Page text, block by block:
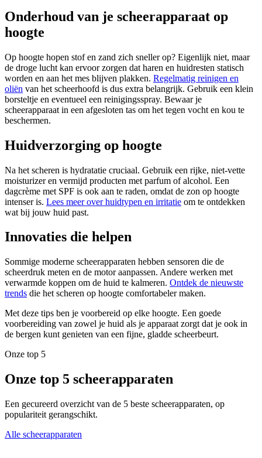
Onderhoud van je scheerapparaat op
hoogte
Op hoogte hopen stof en zand zich sneller op? Eigenlijk niet, maar
de droge lucht kan ervoor zorgen dat haren en huidresten statisch
worden en aan het mes blijven plakken. Regelmatig reinigen en
oliën van het scheerhoofd is dus extra belangrijk. Gebruik een klein
borsteltje en eventueel een reinigingsspray. Bewaar je
scheerapparaat in een afgesloten tas om het tegen vocht en kou te
beschermen.
Huidverzorging op hoogte
Na het scheren is hydratatie cruciaal. Gebruik een rijke, niet-vette
moisturizer en vermijd producten met parfum of alcohol. Een
dagcrème met SPF is ook aan te raden, omdat de zon op hoogte
intenser is. Lees meer over huidtypen en irritatie om te ontdekken
wat bij jouw huid past.
Innovaties die helpen
Sommige moderne scheerapparaten hebben sensoren die de
scheerdruk meten en de motor aanpassen. Andere werken met
verwarmde koppen om de huid te kalmeren. Ontdek de nieuwste
trends die het scheren op hoogte comfortabeler maken.
Met deze tips ben je voorbereid op elke hoogte. Een goede
voorbereiding van zowel je huid als je apparaat zorgt dat je ook in
de bergen kunt genieten van een fijne, gladde scheerbeurt.
Onze top 5
Onze top 5 scheerapparaten
Een gecureerd overzicht van de 5 beste scheerapparaten, op
populariteit gerangschikt.
Alle scheerapparaten